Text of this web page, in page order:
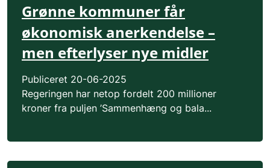
Grønne kommuner får
økonomisk anerkendelse –
men efterlyser nye midler
Publiceret 20-06-2025
Regeringen har netop fordelt 200 millioner
kroner fra puljen ’Sammenhæng og bala...